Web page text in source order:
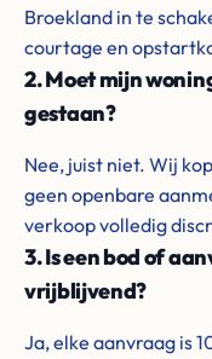
Broekland in te
courtage en
2. Moet mijn
gestaan?
Nee, juist niet. Wij
geen openbare
verkoop volledig
3. Is een bod of
vrijblijvend?
Ja, elke aanvraag is